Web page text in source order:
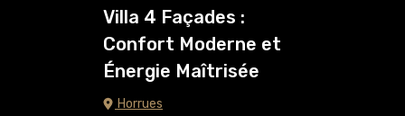
Villa 4 Façades :
Confort Moderne et
Énergie Maîtrisée
Horrues